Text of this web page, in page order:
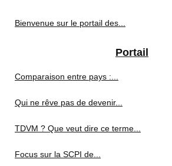
Bienvenue sur le portail des...
Portail
Comparaison entre pays :...
Qui ne rêve pas de devenir...
TDVM ? Que veut dire ce terme...
Focus sur la SCPI de...